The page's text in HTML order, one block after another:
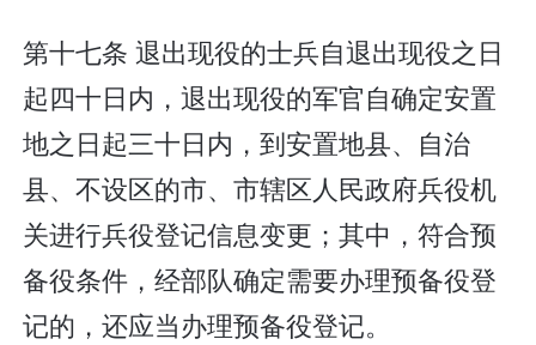
第十七条 退出现役的士兵自退出现役之日
起四十日内，退出现役的军官自确定安置
地之日起三十日内，到安置地县、自治
县、不设区的市、市辖区人民政府兵役机
关进行兵役登记信息变更；其中，符合预
备役条件，经部队确定需要办理预备役登
记的，还应当办理预备役登记。